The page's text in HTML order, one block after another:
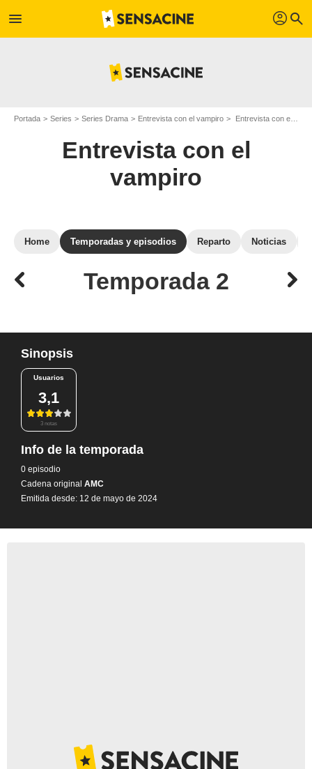
menu profil search
Portada Series Series Drama Entrevista con el vampiro Entrevista con el vampiro: episodios de la temporada 2
Entrevista con el
vampiro
Home Temporadas y episodios Reparto Noticias
Temporada 2
Sinopsis
Usuarios
3,1
3 notas
Info de la temporada
0 episodio
Cadena original AMC
Emitida desde: 12 de mayo de 2024